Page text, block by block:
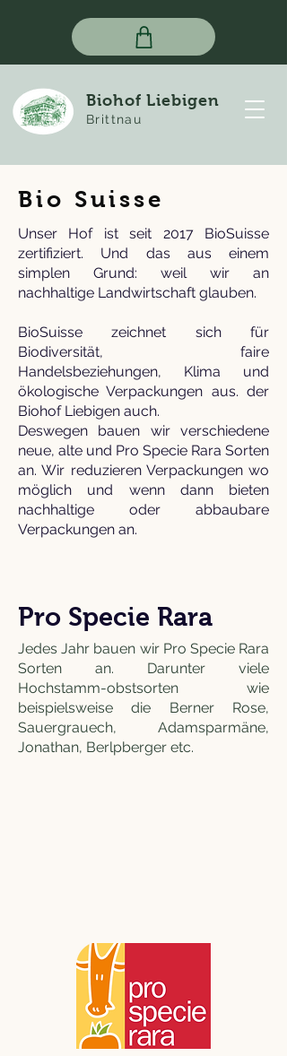
Biohof Liebigen
Brittnau
Bio Suisse
Unser Hof ist seit 2017 BioSuisse
zertifiziert. Und das aus einem
simplen Grund: weil wir an
nachhaltige Landwirtschaft glauben.
BioSuisse zeichnet sich für
Biodiversität, faire
Handelsbeziehungen, Klima und
ökologische Verpackungen aus. der
Biohof Liebigen auch.
Deswegen bauen wir verschiedene
neue, alte und Pro Specie Rara Sorten
an. Wir reduzieren Verpackungen wo
möglich und wenn dann bieten
nachhaltige oder abbaubare
Verpackungen an.
Pro Specie Rara
Jedes Jahr bauen wir Pro Specie Rara
Sorten an. Darunter viele
Hochstamm-obstsorten wie
beispielsweise die Berner Rose,
Sauergrauech, Adamsparmäne,
Jonathan, Berlpberger etc.